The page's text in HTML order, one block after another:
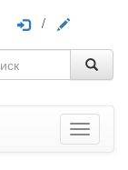
/
Меню